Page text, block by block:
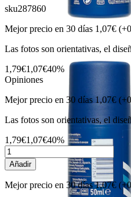
sku287860
Mejor precio en 30 días 1,07€
Las fotos son orientativas, el
1,79€1,07€40%
Opiniones
Mejor precio en 30 días 1,07€
Las fotos son orientativas, el
1,79€1,07€40%
Añadir
Mejor precio en 30 días 1,07€